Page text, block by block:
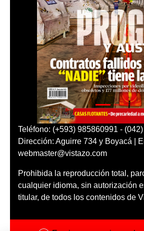
Teléfono: (+593) 985860991 - (042)
Dirección: Aguirre 734 y Boyacá |
webmaster@vistazo.com
Prohibida la reproducción total,
cualquier idioma, sin autorización
titular, de todos los contenidos de